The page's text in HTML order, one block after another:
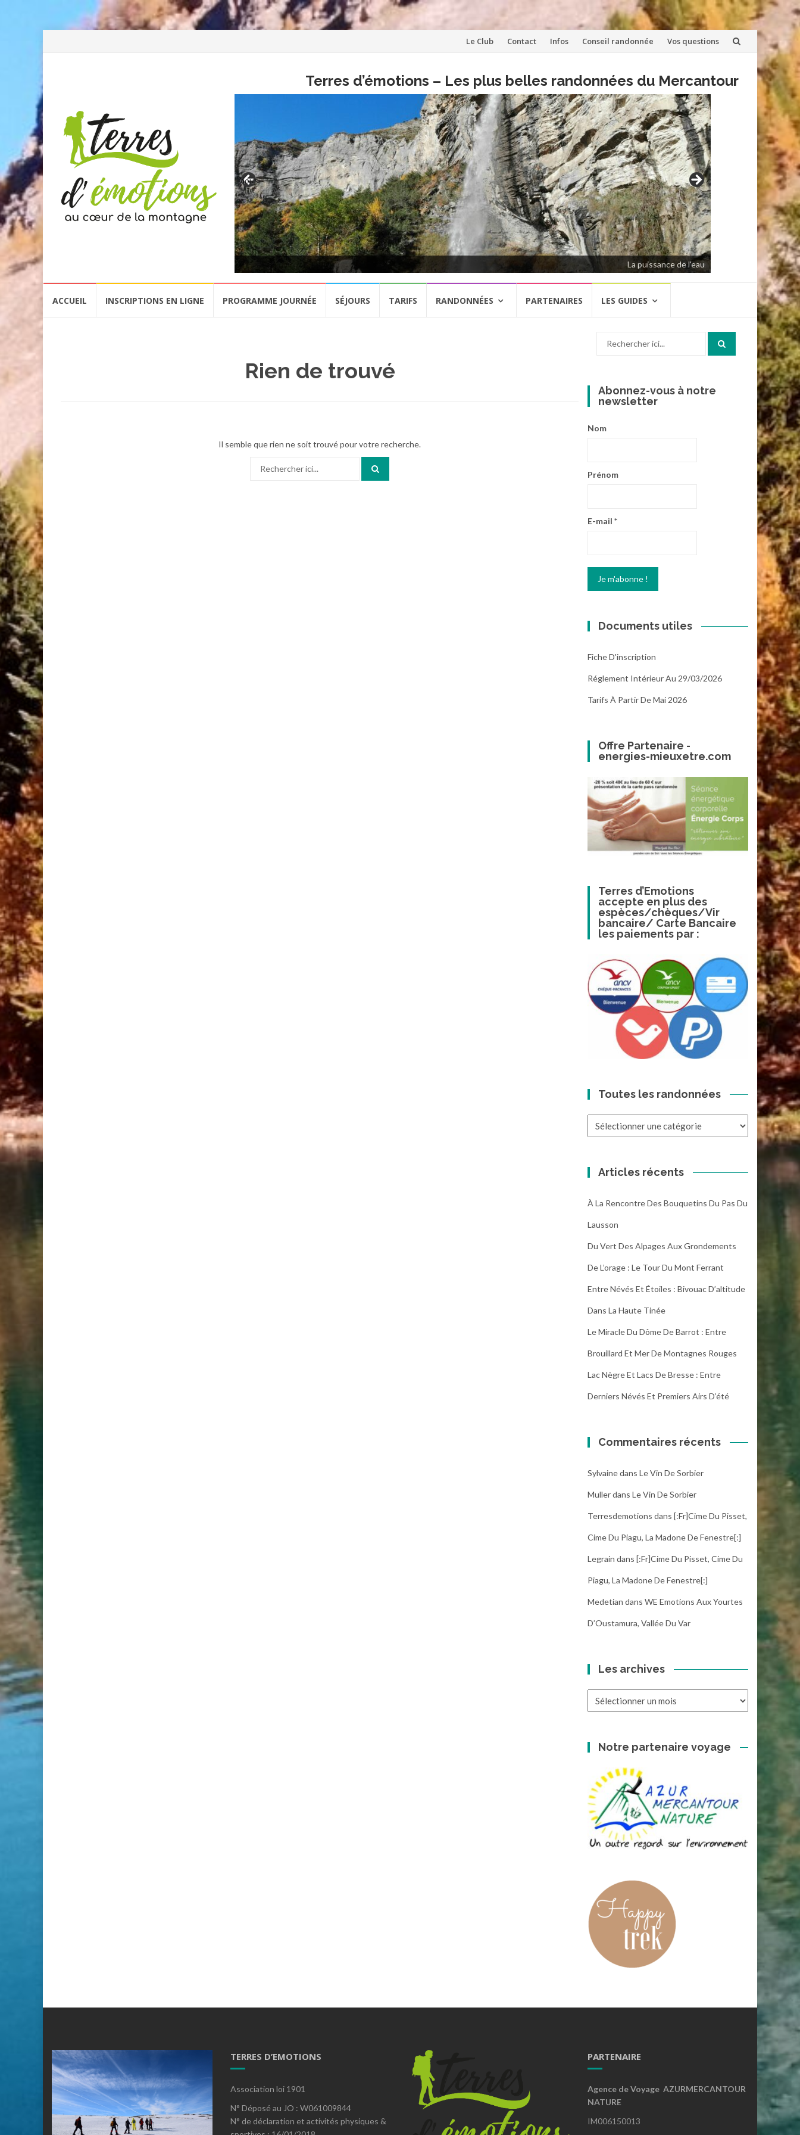
Aller
contenu
Le Club Contact Infos Conseil randonnée Vos questions
Terres d’émotions – Les plus belles randonnées du Mercantour
La puissance de l'eau
Previous
ACCUEIL INSCRIPTIONS EN LIGNE PROGRAMME JOURNÉE SÉJOURS TARIFS RANDONNÉES PARTENAIRES LES GUIDES
Rien de trouvé
Il semble que rien ne soit trouvé pour votre recherche.
Abonnez-vous à notre
newsletter
Nom
Prénom
E-mail *
Documents utiles
Fiche D'inscription
Réglement Intérieur Au 29/03/2026
Tarifs À Partir De Mai 2026
Offre Partenaire -
energies-mieuxetre.com
Terres d’Emotions
accepte en plus des
espèces/chèques/Vir
bancaire/ Carte Bancaire
les paiements par :
Toutes les randonnées
Articles récents
À La Rencontre Des Bouquetins Du Pas Du
Lausson
Du Vert Des Alpages Aux Grondements
De L’orage : Le Tour Du Mont Ferrant
Entre Névés Et Étoiles : Bivouac D’altitude
Dans La Haute Tinée
Le Miracle Du Dôme De Barrot : Entre
Brouillard Et Mer De Montagnes Rouges
Lac Nègre Et Lacs De Bresse : Entre
Derniers Névés Et Premiers Airs D’été
Commentaires récents
Sylvainedans Le Vin De Sorbier
Mullerdans Le Vin De Sorbier
Terresdemotions dans [:fr]Cime Du Pisset,
Cime Du Piagu, La Madone De Fenestre[:]
Legrain dans [:fr]Cime Du Pisset, Cime Du
Piagu, La Madone De Fenestre[:]
Medetian dans WE Emotions Aux Yourtes
D’Oustamura, Vallée Du Var
Les archives
Notre partenaire voyage
TERRES D’EMOTIONS
Association loi 1901
N° Déposé au JO : W061009844
N° de déclaration et activités physiques &
PARTENAIRE
Agence de Voyage AZURMERCANTOUR
NATURE
IM006150013